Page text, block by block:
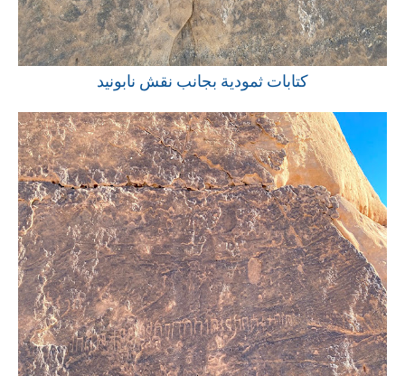
كتابات ثمودية بجانب نقش نابونيد